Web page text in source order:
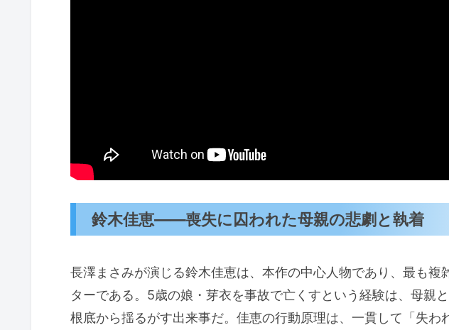
鈴木佳恵——喪失に囚われた母親の悲劇と執着
長澤まさみが演じる鈴木佳恵は、本作の中心人物であり、最も複
ターである。5歳の娘・芽衣を事故で亡くすという経験は、母親
根底から揺るがす出来事だ。佳恵の行動原理は、一貫して「失わ